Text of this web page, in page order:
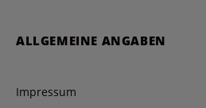
ALLGEMEINE ANGABEN
Impressum